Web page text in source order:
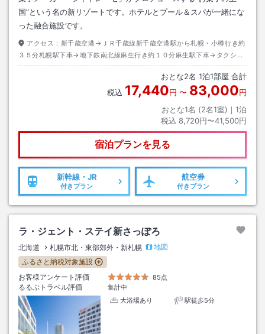
国”という名の新リゾートです。ホテルとプール＆スパが一緒にな
った融合施設です。
アクセス： 新千歳空港→ＪＲ千歳線新千歳空港駅から札幌・小樽行き約
３５分札幌駅下車→地下鉄南北線麻生行き約１０分麻生駅下車→タクシー
約１５分
おとな2名 1泊1部屋 合計
税込 17,440円 〜 83,000円
おとな1名 (2名1室)｜ 1泊
税込 8,720円〜41,500円
宿泊プランを見る
新幹線・JR
付きプラン
航空券
付きプラン
ラ・ジェント・ステイ新さっぽろ
北海道 札幌市北・東部郊外・新札幌
地図
ふるさと納税対象施設
お客様アンケート評価
85点
るるぶトラベル評価
集計中
大浴場あり
駅徒歩5分